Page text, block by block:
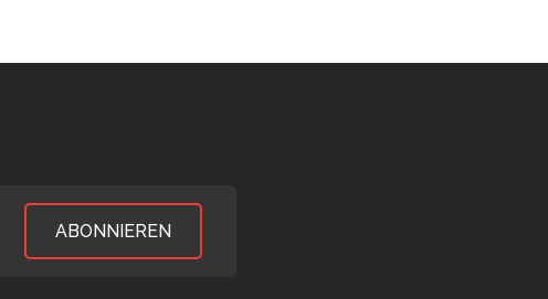
ABONNIEREN